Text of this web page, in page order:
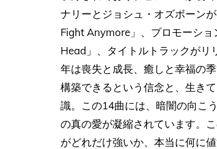
ナリーとジョシュ・オズボーン
Fight Anymore」、プロモーシ
Head」、タイトルトラックがリ
年は喪失と成長、癒しと幸福の
構築できるという信念と、生き
識。この14曲には、暗闇の向こ
の真の愛が凝縮されています。
がどれだけ強いか、本当に何に